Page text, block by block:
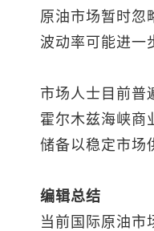
原油市场暂时忽
波动率可能进一
市场人士目前普
霍尔木兹海峡商
储备以稳定市场
编辑总结
当前国际原油市